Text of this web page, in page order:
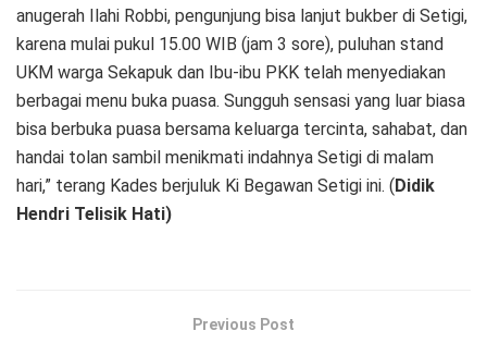
anugerah Ilahi Robbi, pengunjung bisa lanjut bukber di Setigi,
karena mulai pukul 15.00 WIB (jam 3 sore), puluhan stand
UKM warga Sekapuk dan Ibu-ibu PKK telah menyediakan
berbagai menu buka puasa. Sungguh sensasi yang luar biasa
bisa berbuka puasa bersama keluarga tercinta, sahabat, dan
handai tolan sambil menikmati indahnya Setigi di malam
hari,” terang Kades berjuluk Ki Begawan Setigi ini. ( Didik
Hendri Telisik Hati)
Previous Post